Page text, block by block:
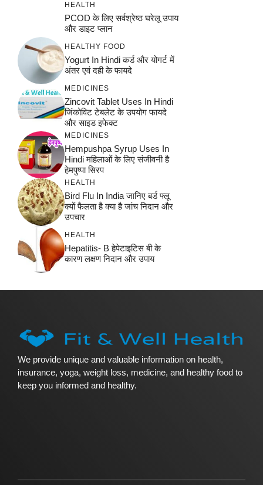
HEALTH
PCOD के लिए सर्वश्रेष्ठ घरेलू उपाय
और डाइट प्लान
HEALTHY FOOD
Yogurt In Hindi कर्ड और योगर्ट में
अंतर एवं दही के फायदे
MEDICINES
Zincovit Tablet Uses In Hindi
जिंकोविट टेबलेट के उपयोग फायदे
और साइड इफेक्ट
MEDICINES
Hempushpa Syrup Uses In
Hindi महिलाओं के लिए संजीवनी है
हेमपुष्पा सिरप
HEALTH
Bird Flu In India जानिए बर्ड फ्लू
क्यों फैलता है क्या है जांच निदान और
उपचार
HEALTH
Hepatitis- B हेपेटाइटिस बी के
कारण लक्षण निदान और उपाय
We provide unique and valuable information on health,
insurance, yoga, weight loss, medicine, and healthy food to
keep you informed and healthy.